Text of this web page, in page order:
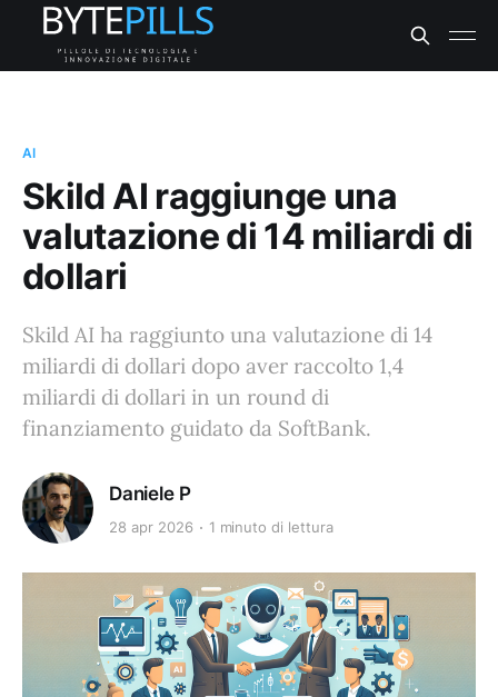
AI
Skild AI raggiunge una
valutazione di 14 miliardi di
dollari
Skild AI ha raggiunto una valutazione di 14
miliardi di dollari dopo aver raccolto 1,4
miliardi di dollari in un round di
finanziamento guidato da SoftBank.
Daniele P
28 apr 2026 1 minuto di lettura